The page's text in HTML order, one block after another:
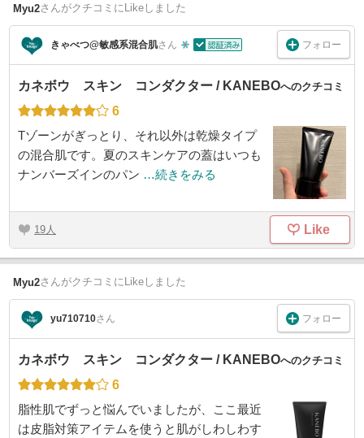
Myu2さんがクチコミにLikeしました
きゃべつ@敏感系混合肌さん フォロー
カネボウ スキン コンダクター / KANEBOへのクチコミ
6
Tゾーンがぎっとり、それ以外は乾燥タイプ
の混合肌です。夏のスキンケアの蓋はいつも
ナンバーズインのパン …続きをみる
19 Like
Myu2さんがクチコミにLikeしました
yu710710さん フォロー
カネボウ スキン コンダクター / KANEBOへのクチコミ
6
脂性肌でずっと悩んでいましたが、ここ最近
は皮脂対策アイテムを使うと肌がしわしわす